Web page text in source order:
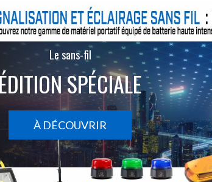
Le sans-fil
ÉDITION SPÉCIALE
À DÉCOUVRIR